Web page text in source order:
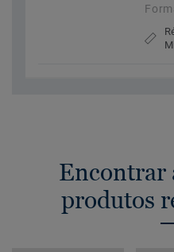
Encontrar
produtos